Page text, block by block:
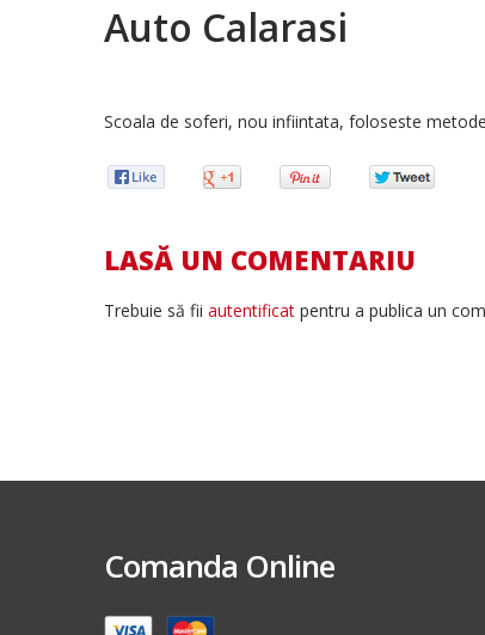
Auto Calarasi
Scoala de soferi, nou infiintata, foloseste
LASĂ UN COMENTARIU
Trebuie să fii autentificat pentru a publica un
Comanda Online